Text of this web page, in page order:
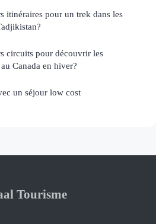
itinéraires pour un trek dans les
circuits pour découvrir les
Canada en hiver?
un séjour low cost
Tourisme